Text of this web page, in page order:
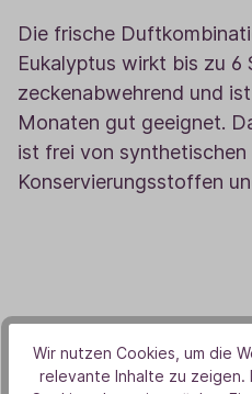
Die frische
Eukalyptus wirkt bis zu 6
zeckenabwehrend und
Monaten gut geeignet.
ist frei von synthetischen
Konservierungsstoffen
Wir nutzen Cookies, um die
relevante Inhalte zu zeigen.